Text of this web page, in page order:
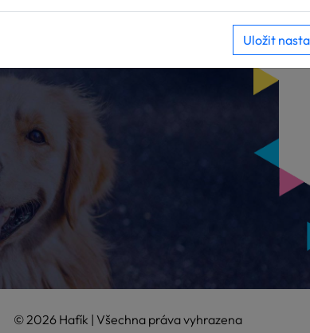
© 2026 Hafík | Všechna práva vyhrazena
Uložit